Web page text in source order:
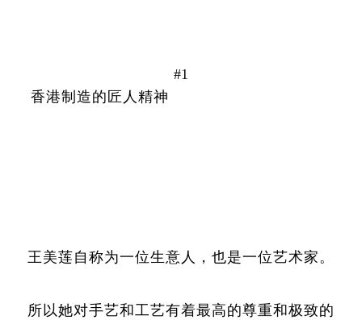
#1
香港制造的匠人精神
王美莲自称为一位生意人，也是一位艺术家。
所以她对手艺和工艺有着最高的尊重和极致的